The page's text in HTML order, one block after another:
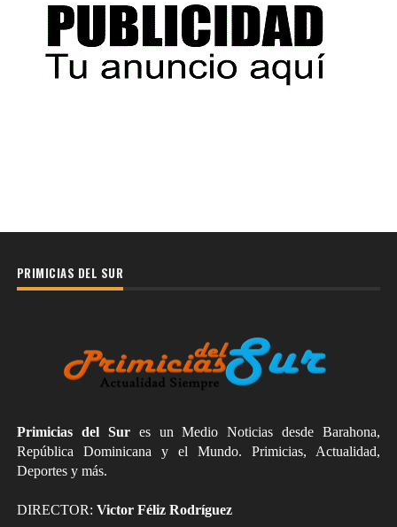
PRIMICIAS DEL SUR
Primicias del Sures un Medio Noticias desde Barahona,
República Dominicana y el Mundo. Primicias, Actualidad,
Deportes y más.
DIRECTOR: Victor Féliz Rodríguez